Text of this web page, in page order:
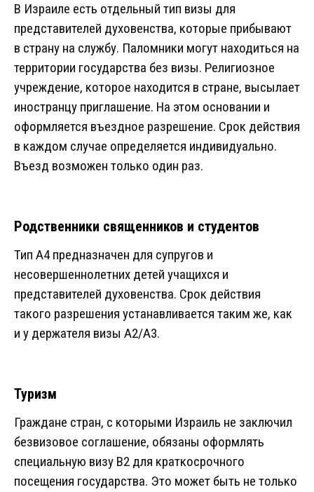
В Израиле есть отдельный тип визы для
представителей духовенства, которые прибывают
в страну на службу. Паломники могут находиться на
территории государства без визы. Религиозное
учреждение, которое находится в стране, высылает
иностранцу приглашение. На этом основании и
оформляется въездное разрешение. Срок действия
в каждом случае определяется индивидуально.
Въезд возможен только один раз.
Родственники священников и студентов
Тип A4 предназначен для супругов и
несовершеннолетних детей учащихся и
представителей духовенства. Срок действия
такого разрешения устанавливается таким же, как
и у держателя визы A2/A3.
Туризм
Граждане стран, с которыми Израиль не заключил
безвизовое соглашение, обязаны оформлять
специальную визу B2 для краткосрочного
посещения государства. Это может быть не только